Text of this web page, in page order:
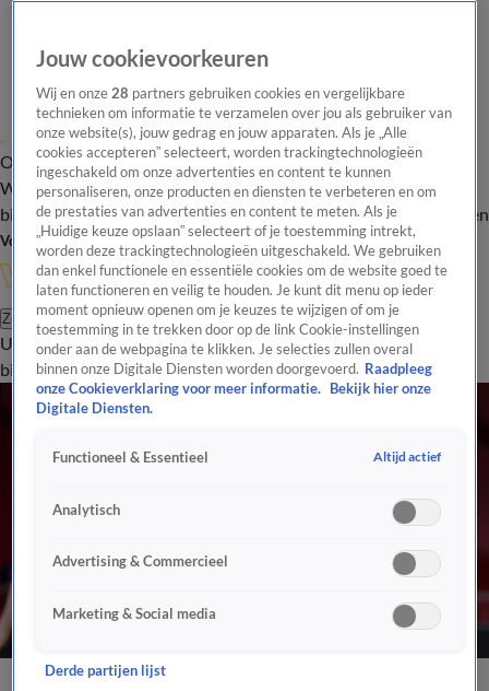
Overzicht Onze programma's Uitzendingen Onze gezichten
In de
WandelgangenInterviewsUitzending
bijwonenPodcastShopVeelgestelde vragenKijkersvraag insturen
Volg Vandaag Inside
Zoeken
UitzendingenVandaag InsideDe OranjezomerShopUitzending
bijwonen
Jouw cookievoorkeuren
Wij en onze28 partners gebruiken cookies en vergelijkbare
technieken om informatie te verzamelen over jou als gebruiker van
onze website(s), jouw gedrag en jouw apparaten. Als je „Alle
cookies accepteren” selecteert, worden trackingtechnologieën
ingeschakeld om onze advertenties en content te kunnen
personaliseren, onze producten en diensten te verbeteren en om
de prestaties van advertenties en content te meten. Als je
„Huidige keuze opslaan” selecteert of je toestemming intrekt,
worden deze trackingtechnologieën uitgeschakeld. We gebruiken
dan enkel functionele en essentiële cookies om de website goed te
laten functioneren en veilig te houden. Je kunt dit menu op ieder
moment opnieuw openen om je keuzes te wijzigen of om je
toestemming in te trekken door op de link Cookie-instellingen
onder aan de webpagina te klikken. Je selecties zullen overal
binnen onze Digitale Diensten worden doorgevoerd. Raadpleeg
onze Cookieverklaring voor meer informatie.
Bekijk hier onze
Digitale Diensten.
Functioneel & Essentieel Altijd actief
Analytisch
Advertising & Commercieel
Marketing & Social media
Derde partijen lijst